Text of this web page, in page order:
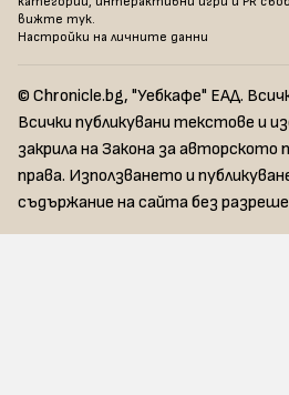
вижте тук.
Настройки на личните данни
© Chronicle.bg, "Уебкафе" ЕАД.
Всички публикувани текстове и
закрила на Закона за авторското
права. Използването и
съдържание на сайта без